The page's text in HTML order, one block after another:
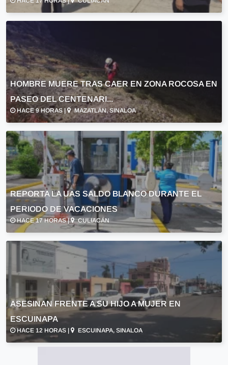
HOMBRE MUERE TRAS CAER EN ZONA ROCOSA EN
PASEO DEL CENTENARI...
HACE 9 HORAS | MAZATLÁN, SINALOA
REPORTA LA UAS SALDO BLANCO DURANTE EL
PERIODO DE VACACIONES
HACE 17 HORAS | CULIACÁN
ASESINAN FRENTE A SU HIJO A MUJER EN
ESCUINAPA
HACE 12 HORAS | ESCUINAPA, SINALOA